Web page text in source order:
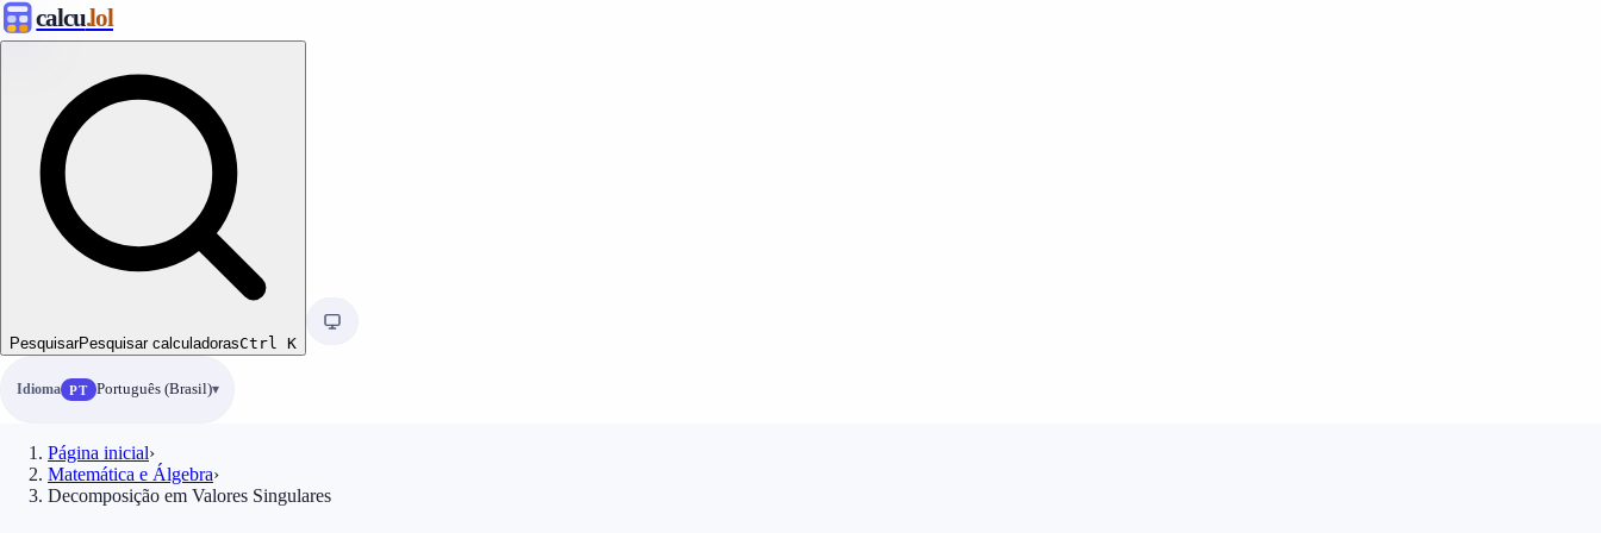
calcu.lol
PesquisarPesquisar calculadorasCtrl K
Idioma PT Português (Brasil)
Página inicial›
Matemática e Álgebra›
Decomposição em Valores Singulares